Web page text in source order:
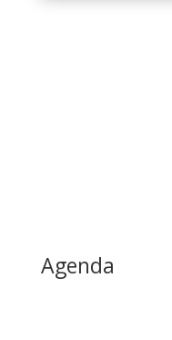
Agenda